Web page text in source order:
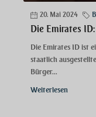
20. Mai 2024
Die Emirates
Die Emirates ID ist
staatlich
Bürger...
Weiterlesen